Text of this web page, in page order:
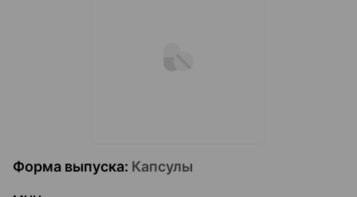
Форма выпуска: Капсулы